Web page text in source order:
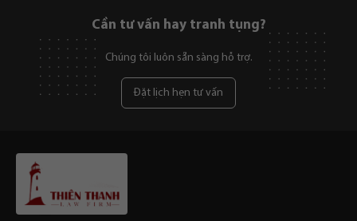
Cần tư vấn hay tranh tụng?
Chúng tôi luôn sẵn sàng hỗ trợ.
Đặt lịch hẹn tư vấn